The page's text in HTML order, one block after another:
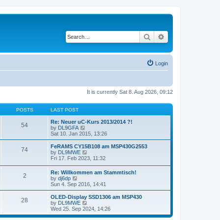
Search
Login
It is currently Sat 8. Aug 2026, 09:12
POSTS LAST POST
54
Re: Neuer uC-Kurs 2013/2014 ?!
by DL9GFA
i
e
w
t
h
l
a
e
s
t
p
o
s
Sat 10. Jan 2015, 13:26
74
FeRAMS CY15B108 am MSP430G2553
by DL9MWE
i
t
h
e
l
a
e
s
Fri 17. Feb 2023, 11:32
2
Re: Willkommen am Stammtisch!
by dj6dp
i
e
w
t
h
e
Sun 4. Sep 2016, 14:41
28
OLED-Display SSD1306 am MSP430
by DL9MWE
i
e
Wed 25. Sep 2024, 14:26